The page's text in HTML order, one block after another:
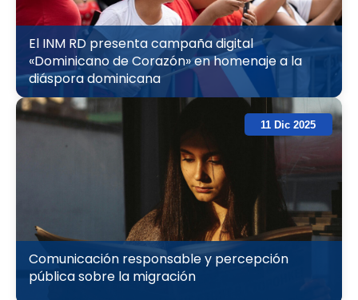
El INM RD presenta campaña digital
«Dominicano de Corazón» en homenaje a la
diáspora dominicana
11 Dic 2025
Comunicación responsable y percepción
pública sobre la migración